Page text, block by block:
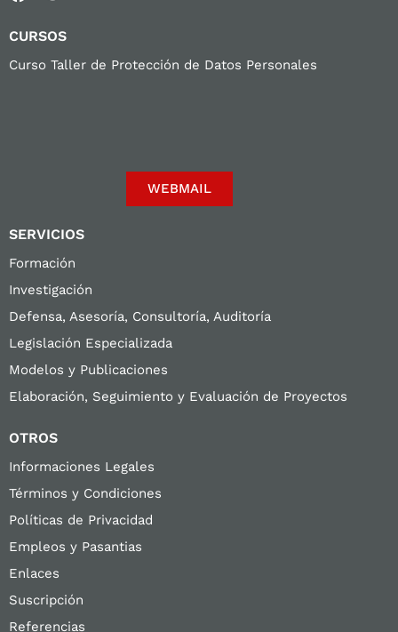
CURSOS
Curso Taller de Protección de Datos Personales
WEBMAIL
SERVICIOS
Formación
Investigación
Defensa, Asesoría, Consultoría, Auditoría
Legislación Especializada
Modelos y Publicaciones
Elaboración, Seguimiento y Evaluación de Proyectos
OTROS
Informaciones Legales
Términos y Condiciones
Políticas de Privacidad
Empleos y Pasantias
Enlaces
Suscripción
Referencias